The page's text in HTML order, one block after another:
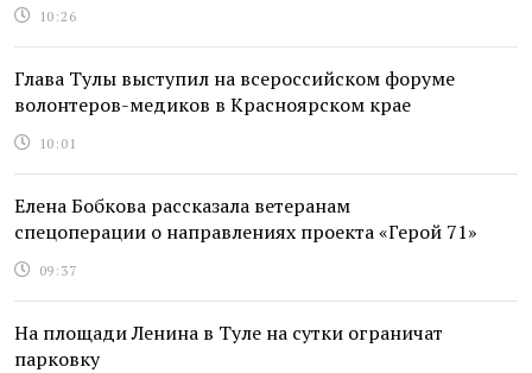
10:26
Глава Тулы выступил на всероссийском форуме
волонтеров-медиков в Красноярском крае
10:01
Елена Бобкова рассказала ветеранам
спецоперации о направлениях проекта «Герой 71»
09:37
На площади Ленина в Туле на сутки ограничат
парковку